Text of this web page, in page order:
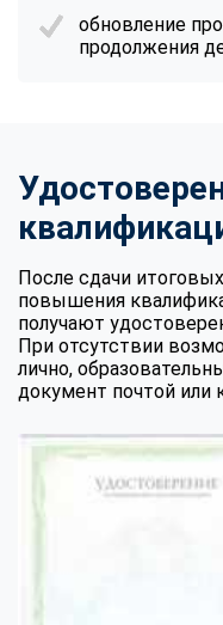
обновление
продолжения
После сдачи
повышения
получают
При отсутствии
лично,
документ почтой или